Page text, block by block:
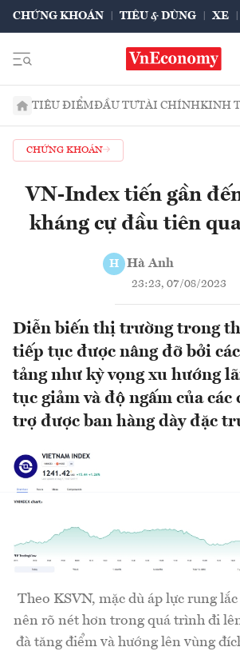
CHỨNG KHOÁN TIÊU & DÙNG XE
TIÊU ĐIỂMĐẦU TƯTÀI CHÍNHKINH
CHỨNG KHOÁN
VN-Index tiến gần
kháng cự đầu tiên
H Hà Anh
23:23, 07/08/2023
Diễn biến thị trường trong
tiếp tục được nâng đỡ bởi
tảng như kỳ vọng xu hướng
tục giảm và độ ngấm của các
trợ được ban hàng dày đặc
Theo KSVN, mặc dù áp lực rung lắc
nên rõ nét hơn trong quá trình đi
đà tăng điểm và hướng lên vùng